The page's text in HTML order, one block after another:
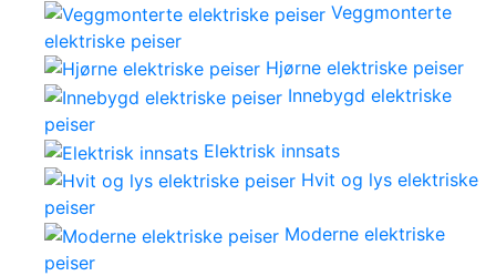
Veggmonterte
elektriske peiser
Hjørne elektriske peiser
Innebygd elektriske
peiser
Elektrisk innsats
Hvit og lys elektriske
peiser
Moderne elektriske
peiser